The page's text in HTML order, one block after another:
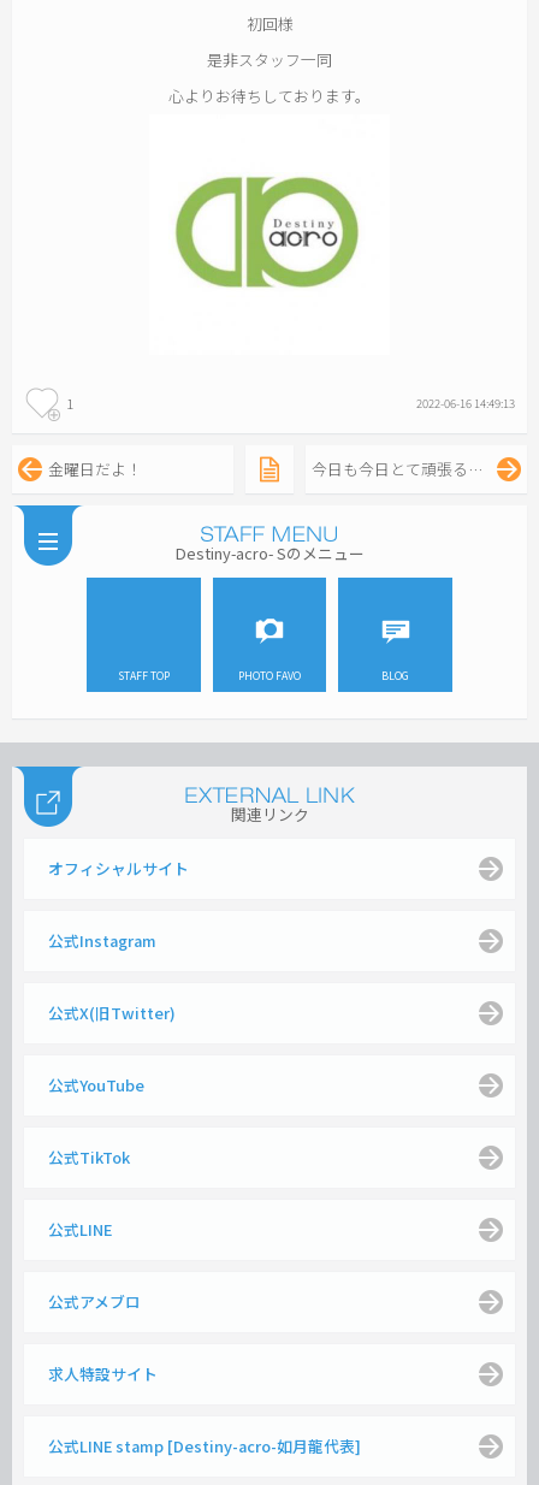
初回様
是非スタッフ一同
心よりお待ちしております。
1 2022-06-16 14:49:13
金曜日だよ！ 今日も今日とて頑張るよ！
Destiny-acro- Sのメニュー
STAFF TOP PHOTO FAVO BLOG
関連リンク
オフィシャルサイト
公式Instagram
公式X(旧Twitter)
公式YouTube
公式TikTok
公式LINE
公式アメブロ
求人特設サイト
公式LINE stamp [Destiny-acro-如月龍代表]